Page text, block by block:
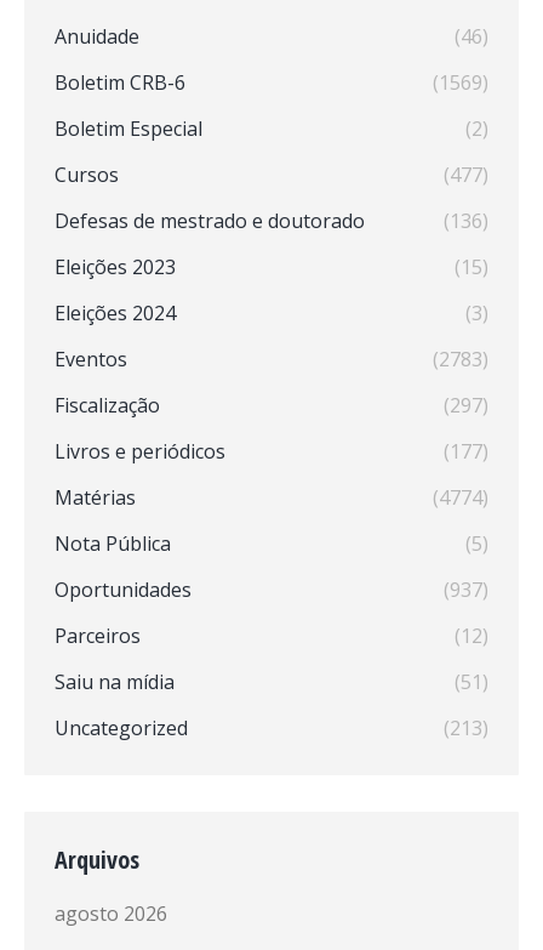
Anuidade
(46)
Boletim CRB-6
(1569)
Boletim Especial
(2)
Cursos
(477)
Defesas de mestrado e doutorado
(136)
Eleições 2023
(15)
Eleições 2024
(3)
Eventos
(2783)
Fiscalização
(297)
Livros e periódicos
(177)
Matérias
(4774)
Nota Pública
(5)
Oportunidades
(937)
Parceiros
(12)
Saiu na mídia
(51)
Uncategorized
(213)
Arquivos
agosto 2026